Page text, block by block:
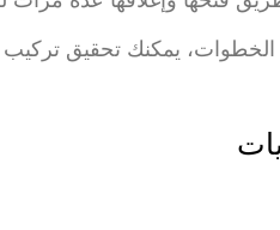
يمكنك تحقيق تركيب